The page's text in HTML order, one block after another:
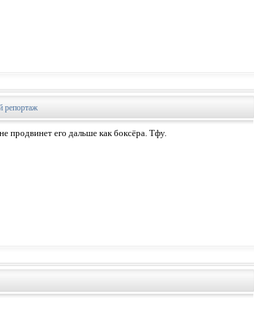
репортаж
продвинет его дальше как боксёра. Тфу.